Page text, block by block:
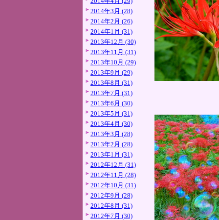
2014年3月 (28)
2014年2月 (26)
2014年1月 (31)
2013年12月 (30)
2013年11月 (31)
2013年10月 (29)
2013年9月 (29)
2013年8月 (31)
2013年7月 (31)
2013年6月 (30)
2013年5月 (31)
2013年4月 (30)
2013年3月 (28)
2013年2月 (28)
2013年1月 (31)
2012年12月 (31)
2012年11月 (28)
2012年10月 (31)
2012年9月 (28)
2012年8月 (31)
2012年7月 (30)